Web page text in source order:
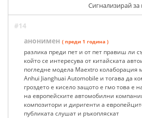
Сигнализирай
#14
анонимен ( преди 1 година )
разлика преди пет и от пет правиш ли
който се интересува от китайската
погледне модела Maextro колаборация
Anhui Jianghuai Automobile и тогава да
гроздето е кисело защото е гмо това е
на европейските автомобилни
композитори и диригенти а
публиката слушат и ръкопляскат